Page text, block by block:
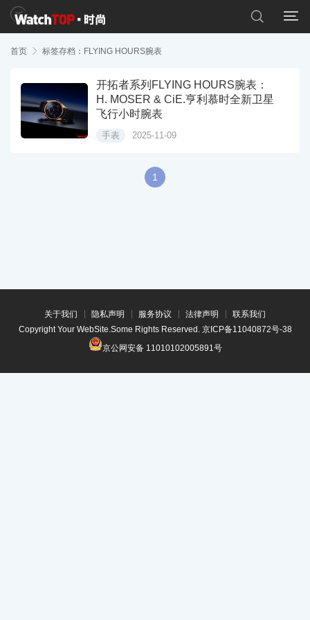


首页  标签存档：FLYING HOURS腕表
开拓者系列FLYING HOURS腕表：
H. MOSER & CiE.亨利慕时全新卫星
飞行小时腕表
手表 2025-11-09
1
关于我们 隐私声明 服务协议 法律声明
联系我们
Copyright Your WebSite.Some Rights Reserved. 京ICP备11040872号-38
京公网安备 11010102005891号